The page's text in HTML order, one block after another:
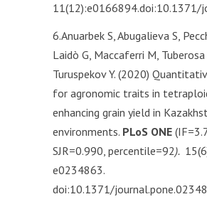
11(12):e0166894.doi:10.1371/
6.Anuarbek S, Abugalieva S,
Laidò G, Maccaferri M, Tuberosa
Turuspekov Y. (2020)
for agronomic traits in
enhancing grain yield in
environments. PLoS ONE
SJR=0.990, percentile=92).
e0234863.
doi:10.1371/